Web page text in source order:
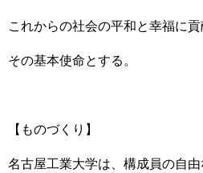
これからの社会の平和と幸福に
その基本使命とする。
【ものづくり】
名古屋工業大学は、構成員の自由